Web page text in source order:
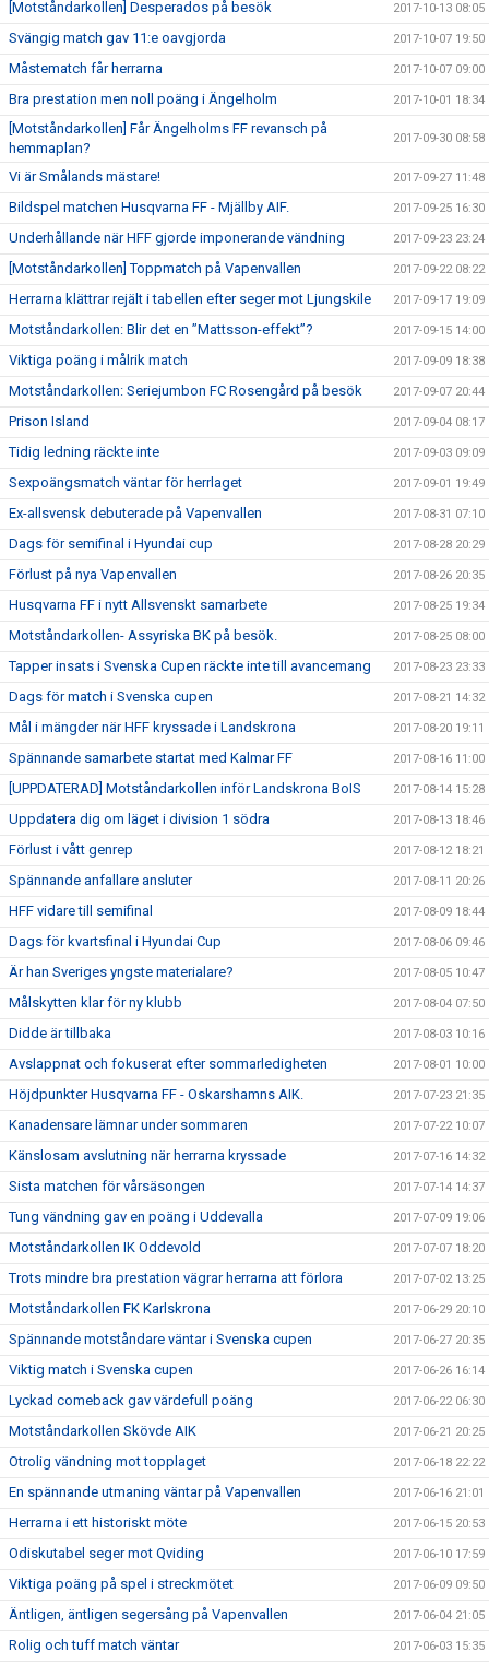
[Motståndarkollen] Desperados på besök 2017-10-13 08:05
Svängig match gav 11:e oavgjorda 2017-10-07 19:50
Måstematch får herrarna 2017-10-07 09:00
Bra prestation men noll poäng i Ängelholm 2017-10-01 18:34
[Motståndarkollen] Får Ängelholms FF revansch på
hemmaplan?
2017-09-30 08:58
Vi är Smålands mästare! 2017-09-27 11:48
Bildspel matchen Husqvarna FF - Mjällby AIF. 2017-09-25 16:30
Underhållande när HFF gjorde imponerande vändning 2017-09-23 23:24
[Motståndarkollen] Toppmatch på Vapenvallen 2017-09-22 08:22
Herrarna klättrar rejält i tabellen efter seger mot Ljungskile 2017-09-17 19:09
Motståndarkollen: Blir det en ”Mattsson-effekt”? 2017-09-15 14:00
Viktiga poäng i målrik match 2017-09-09 18:38
Motståndarkollen: Seriejumbon FC Rosengård på besök 2017-09-07 20:44
Prison Island 2017-09-04 08:17
Tidig ledning räckte inte 2017-09-03 09:09
Sexpoängsmatch väntar för herrlaget 2017-09-01 19:49
Ex-allsvensk debuterade på Vapenvallen 2017-08-31 07:10
Dags för semifinal i Hyundai cup 2017-08-28 20:29
Förlust på nya Vapenvallen 2017-08-26 20:35
Husqvarna FF i nytt Allsvenskt samarbete 2017-08-25 19:34
Motståndarkollen- Assyriska BK på besök. 2017-08-25 08:00
Tapper insats i Svenska Cupen räckte inte till avancemang 2017-08-23 23:33
Dags för match i Svenska cupen 2017-08-21 14:32
Mål i mängder när HFF kryssade i Landskrona 2017-08-20 19:11
Spännande samarbete startat med Kalmar FF 2017-08-16 11:00
[UPPDATERAD] Motståndarkollen inför Landskrona BoIS 2017-08-14 15:28
Uppdatera dig om läget i division 1 södra 2017-08-13 18:46
Förlust i vått genrep 2017-08-12 18:21
Spännande anfallare ansluter 2017-08-11 20:26
HFF vidare till semifinal 2017-08-09 18:44
Dags för kvartsfinal i Hyundai Cup 2017-08-06 09:46
Är han Sveriges yngste materialare? 2017-08-05 10:47
Målskytten klar för ny klubb 2017-08-04 07:50
Didde är tillbaka 2017-08-03 10:16
Avslappnat och fokuserat efter sommarledigheten 2017-08-01 10:00
Höjdpunkter Husqvarna FF - Oskarshamns AIK. 2017-07-23 21:35
Kanadensare lämnar under sommaren 2017-07-22 10:07
Känslosam avslutning när herrarna kryssade 2017-07-16 14:32
Sista matchen för vårsäsongen 2017-07-14 14:37
Tung vändning gav en poäng i Uddevalla 2017-07-09 19:06
Motståndarkollen IK Oddevold 2017-07-07 18:20
Trots mindre bra prestation vägrar herrarna att förlora 2017-07-02 13:25
Motståndarkollen FK Karlskrona 2017-06-29 20:10
Spännande motståndare väntar i Svenska cupen 2017-06-27 20:35
Viktig match i Svenska cupen 2017-06-26 16:14
Lyckad comeback gav värdefull poäng 2017-06-22 06:30
Motståndarkollen Skövde AIK 2017-06-21 20:25
Otrolig vändning mot topplaget 2017-06-18 22:22
En spännande utmaning väntar på Vapenvallen 2017-06-16 21:01
Herrarna i ett historiskt möte 2017-06-15 20:53
Odiskutabel seger mot Qviding 2017-06-10 17:59
Viktiga poäng på spel i streckmötet 2017-06-09 09:50
Äntligen, äntligen segersång på Vapenvallen 2017-06-04 21:05
Rolig och tuff match väntar 2017-06-03 15:35